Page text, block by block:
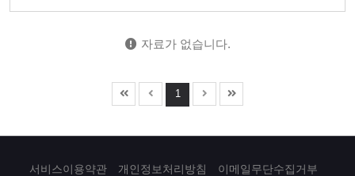
자료가 없습니다.
1
서비스이용약관 개인정보처리방침 이메일무단수집거부